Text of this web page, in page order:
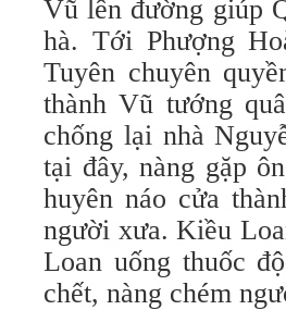
Vũ lên đường giúp
hà. Tới Phượng
Tuyên chuyên
thành Vũ tướng
chống lại nhà
tại đây, nàng gặp
huyên náo cửa
người xưa. Kiều
Loan uống thuốc
chết, nàng chém